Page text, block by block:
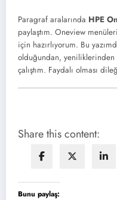
Paragraf aralarında HPE
paylaştım. Oneview
için hazırlıyorum. Bu
olduğundan,
çalıştım. Faydalı olması
Share this content:
Bunu paylaş: